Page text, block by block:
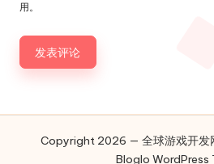
用。
Copyright 2026 — 全球游戏开发
Bloglo WordPress